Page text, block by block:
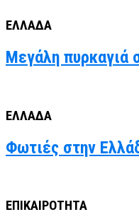
ΕΛΛΑΔΑ
Μεγάλη πυρκαγιά
ΕΛΛΑΔΑ
Φωτιές στην
ΕΠΙΚΑΙΡΟΤΗΤΑ